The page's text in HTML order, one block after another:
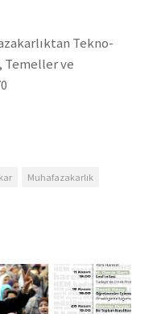
Tekno-
Temeller ve
Muhafazakarlık